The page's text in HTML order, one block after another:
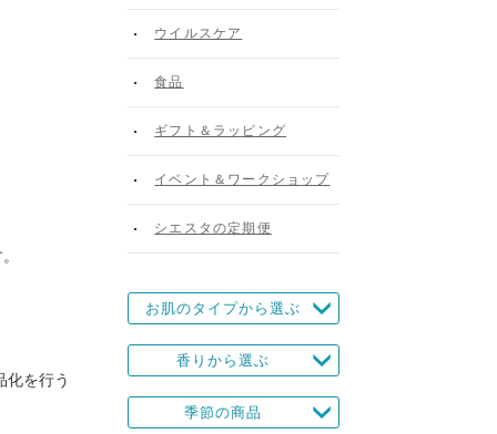
化を行う
ウイルスケア
食品
ギフト＆ラッピング
イベント＆ワークショップ
シエスタの定期便
お肌のタイプから選ぶ
香りから選ぶ
季節の商品